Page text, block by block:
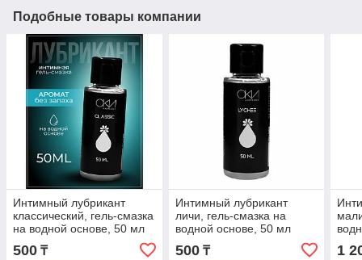
Подобные товары компании
Интимный лубрикант
классический, гель-смазка
на водной основе, 50 мл
Оки-Чпоки
500 ₸
Интимный лубрикант
личи, гель-смазка на
водной основе, 50 мл
Оки-Чпоки
500₸ 1